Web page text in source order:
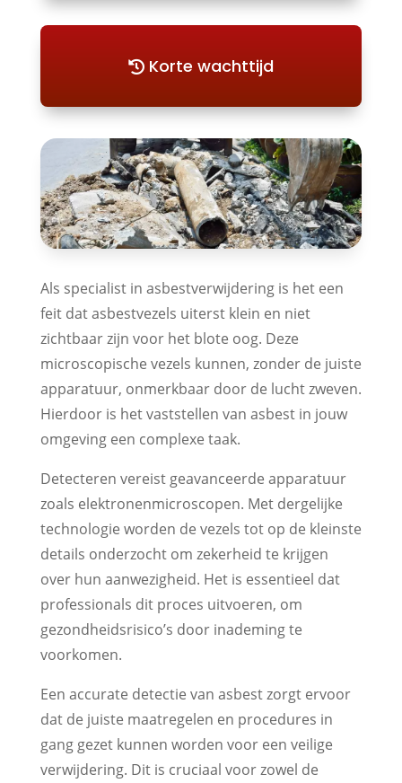
Korte wachttijd
Als specialist in asbestverwijdering is het een
feit dat asbestvezels uiterst klein en niet
zichtbaar zijn voor het blote oog. Deze
microscopische vezels kunnen, zonder de juiste
apparatuur, onmerkbaar door de lucht zweven.
Hierdoor is het vaststellen van asbest in jouw
omgeving een complexe taak.
Detecteren vereist geavanceerde apparatuur
zoals elektronenmicroscopen. Met dergelijke
technologie worden de vezels tot op de kleinste
details onderzocht om zekerheid te krijgen
over hun aanwezigheid. Het is essentieel dat
professionals dit proces uitvoeren, om
gezondheidsrisico’s door inademing te
voorkomen.
Een accurate detectie van asbest zorgt ervoor
dat de juiste maatregelen en procedures in
gang gezet kunnen worden voor een veilige
verwijdering. Dit is cruciaal voor zowel de